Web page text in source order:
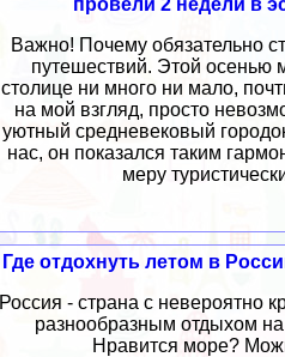
Важно! Почему обязательно
путешествий. Этой осенью
столице ни много ни мало,
на мой взгляд, просто
уютный средневековый
нас, он показался таким
меру
Где отдохнуть летом в
Россия - страна с невероятно
разнообразным отдыхом
Нравится море?